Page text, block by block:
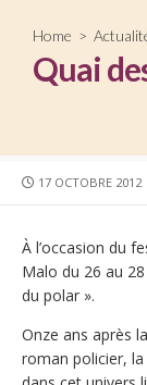
Home >
Quai
PUBLISHED
17 OCTOBRE 2012
À l’occasion du
Malo du 26 au
du polar ».
Onze ans après
roman policier,